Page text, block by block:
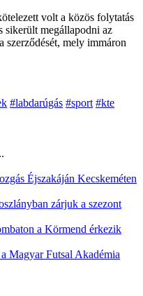
volt a közös folytatás
sikerült megállapodni az
szerződését, mely immáron
#labdarúgás #sport #kte
Éjszakáján Kecskeméten
zárjuk a szezont
a Körmend érkezik
Magyar Futsal Akadémia